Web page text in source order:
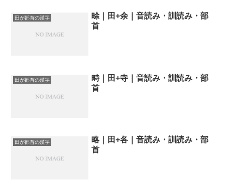
田が部首の漢字
畭｜田+余｜音読み・訓読み・部
首
田が部首の漢字
畤｜田+寺｜音読み・訓読み・部
首
田が部首の漢字
略｜田+各｜音読み・訓読み・部
首